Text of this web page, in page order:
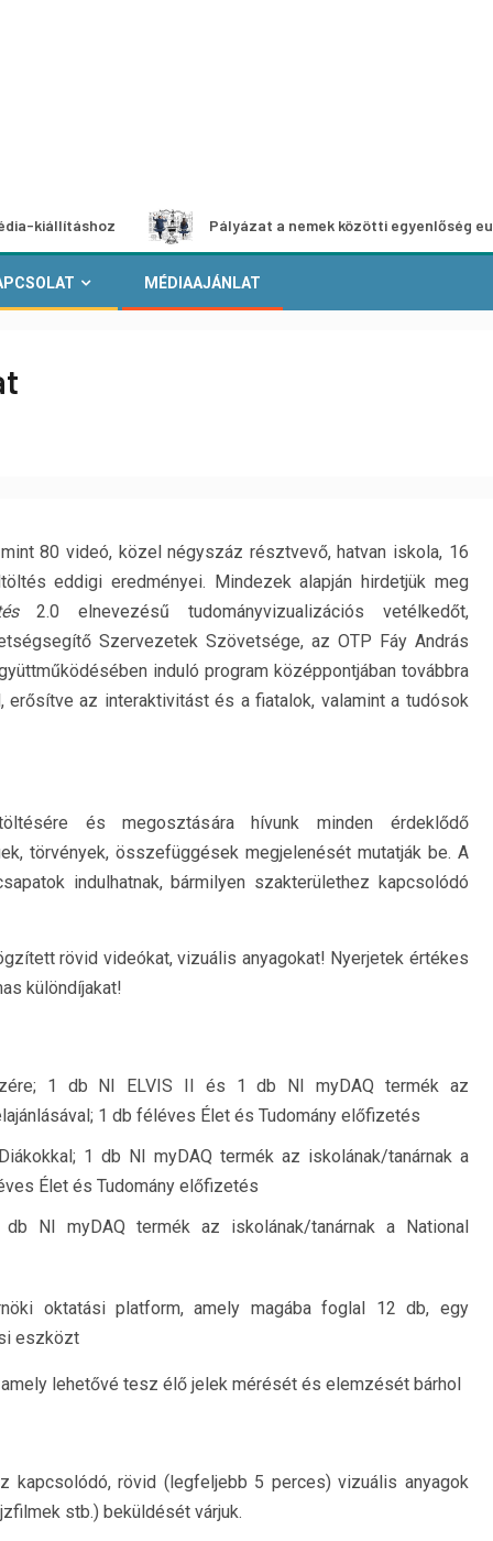
Pályázat a nemek közötti egyenlőség európai
MÉDIAAJÁNLAT
80 videó, közel négyszáz résztvevő, hatvan iskola, 16
eddigi eredményei. Mindezek alapján hirdetjük meg
2.0 elnevezésű tudományvizualizációs vetélkedőt,
Szervezetek Szövetsége, az OTP Fáy András
induló program középpontjában továbbra
az interaktivitást és a fiatalok, valamint a tudósok
és megosztására hívunk minden érdeklődő
törvények, összefüggések megjelenését mutatják be. A
indulhatnak, bármilyen szakterülethez kapcsolódó
rövid videókat, vizuális anyagokat! Nyerjetek értékes
különdíjakat!
1 db NI ELVIS II és 1 db NI myDAQ termék az
1 db féléves Élet és Tudomány előfizetés
1 db NI myDAQ termék az iskolának/tanárnak a
Élet és Tudomány előfizetés
NI myDAQ termék az iskolának/tanárnak a National
oktatási platform, amely magába foglal 12 db, egy
eszközt
lehetővé tesz élő jelek mérését és elemzését bárhol
kapcsolódó, rövid (legfeljebb 5 perces) vizuális anyagok
stb.) beküldését várjuk.